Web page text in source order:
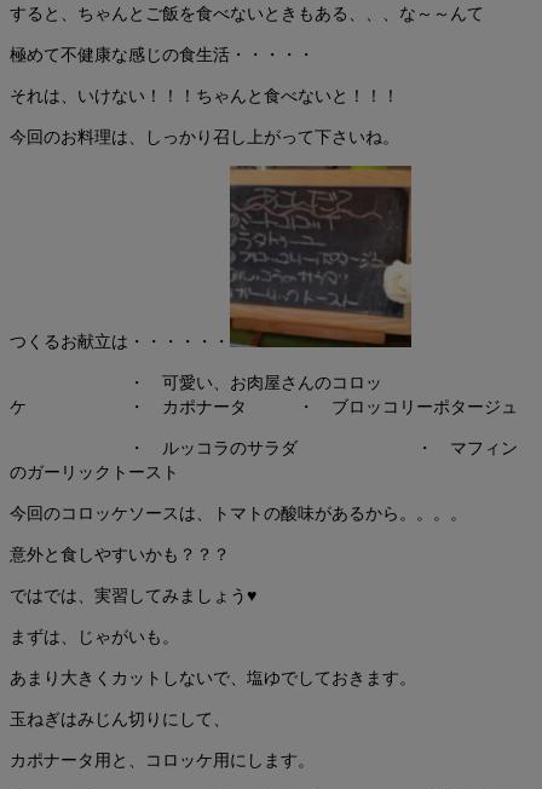
すると、ちゃんとご飯を食べないときもある、、、な～～んて
極めて不健康な感じの食生活・・・・・
それは、いけない！！！ちゃんと食べないと！！！
今回のお料理は、しっかり召し上がって下さいね。
つくるお献立は・・・・・・
・ 可愛い、お肉屋さんのコロッ
ケ ・ カポナータ ・ ブロッコリーポタージュ
・ ルッコラのサラダ ・ マフィン
のガーリックトースト
今回のコロッケソースは、トマトの酸味があるから。。。。
意外と食しやすいかも？？？
ではでは、実習してみましょう♥
まずは、じゃがいも。
あまり大きくカットしないで、塩ゆでしておきます。
玉ねぎはみじん切りにして、
カポナータ用と、コロッケ用にします。